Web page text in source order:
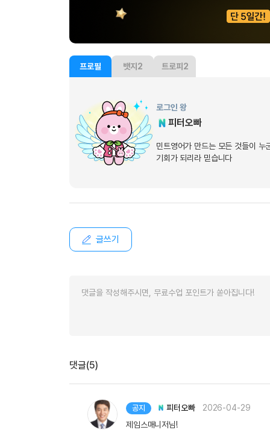
프로필 뱃지2 트로피2
로그인 왕
피터오빠
민트영어가 만드는 모든 것들이 누
기회가 되리라 믿습니다
글쓰기
댓글(5)
공지 피터오빠
2026-04-29
제임스매니저님!